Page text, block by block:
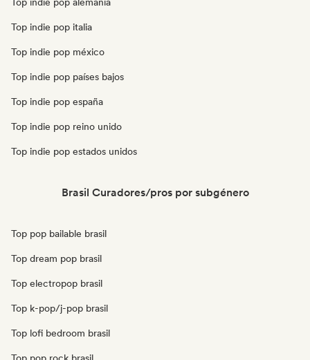
Top indie pop italia
Top indie pop méxico
Top indie pop países bajos
Top indie pop españa
Top indie pop reino unido
Top indie pop estados unidos
Brasil Curadores/pros por subgénero
Top pop bailable brasil
Top dream pop brasil
Top electropop brasil
Top k-pop/j-pop brasil
Top lofi bedroom brasil